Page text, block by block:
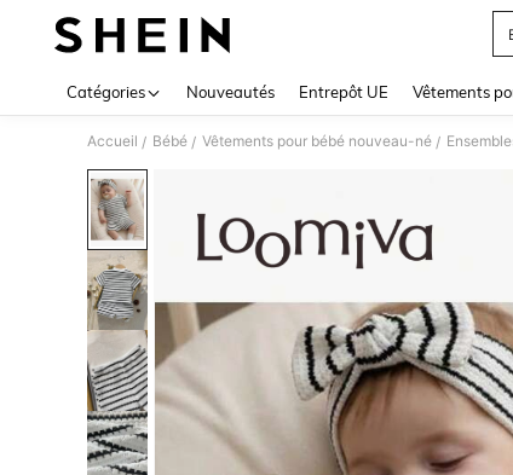
Catégories Nouveautés Entrepôt UE Vêtements
Accueil / Bébé / Vêtements pour bébé nouveau-né /